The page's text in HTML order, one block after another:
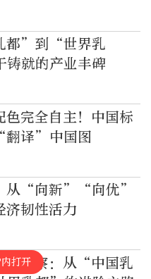
都”到“世界乳
就的产业丰碑
色完全自主！中国标
翻译”中国图
从“向新”“向优”
济韧性活力
会观察：从“中国乳
打开